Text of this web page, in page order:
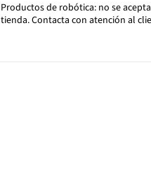
Productos de robótica: no se
tienda. Contacta con atención al